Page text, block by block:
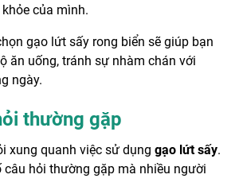
của mình.
gạo lứt sấy rong biển sẽ giúp bạn
ăn uống, tránh sự nhàm chán với
ngày.
thường gặp
xung quanh việc sử dụng gạo lứt sấy.
câu hỏi thường gặp mà nhiều người